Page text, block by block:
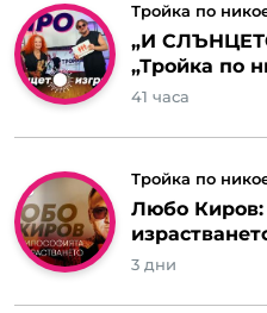
Тройка по
„И
„Тройка по
41 часа
Тройка по
Любо
3 дни